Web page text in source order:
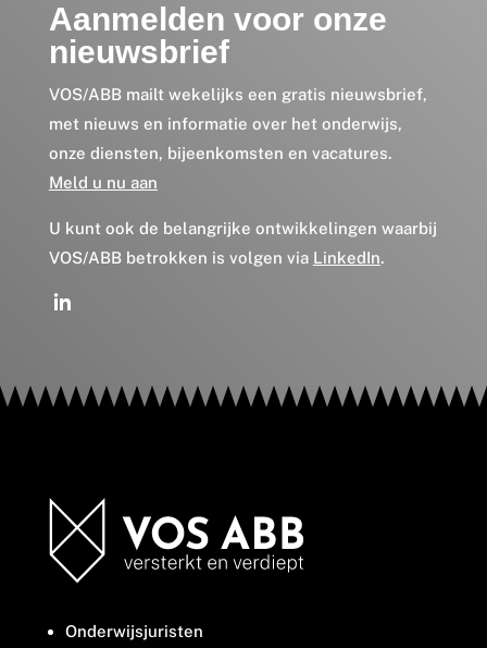
Aanmelden voor onze
nieuwsbrief
VOS/ABB mailt wekelijks een gratis nieuwsbrief,
met nieuws en informatie over het onderwijs,
onze diensten, bijeenkomsten en vacatures.
Meld u nu aan
U kunt ook de belangrijke ontwikkelingen waarbij
VOS/ABB betrokken is volgen via LinkedIn.
Onderwijsjuristen